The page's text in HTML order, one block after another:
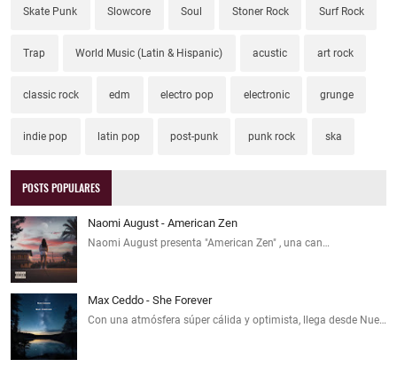
Skate Punk Slowcore Soul Stoner Rock Surf Rock
Trap World Music (Latin & Hispanic) acustic art rock
classic rock edm electro pop electronic grunge
indie pop latin pop post-punk punk rock ska
POSTS POPULARES
Naomi August - American Zen
Naomi August presenta "American Zen" , una can…
Max Ceddo - She Forever
Con una atmósfera súper cálida y optimista, llega desde Nue…